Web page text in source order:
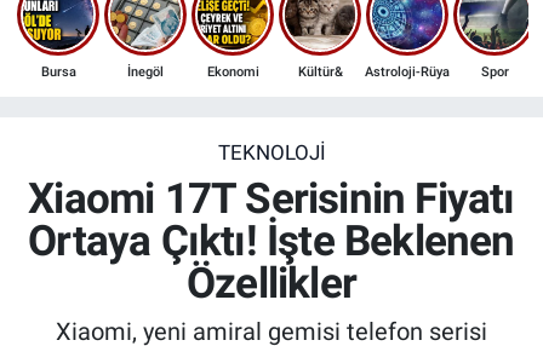
Bursa İnegöl Ekonomi Kültür& Astroloji-Rüya Spor
TEKNOLOJI
Xiaomi 17T Serisinin Fiyatı
Ortaya Çıktı! İşte Beklenen
Özellikler
Xiaomi, yeni amiral gemisi telefon serisi
3.SAYFA
Ekonomi
İnanç
Trafik Durumu
Son Dakika Haberleri